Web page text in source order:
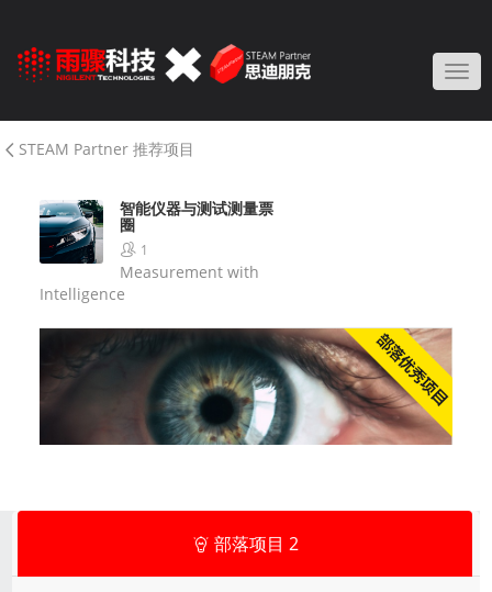
STEAM Partner 推荐项目
智能仪器与测试测量票
圈
1
Measurement with
Intelligence
部落项目 2